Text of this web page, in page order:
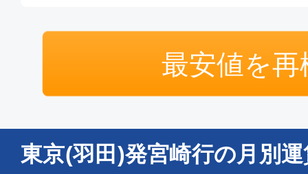
エコノミー
東京(羽田)
宮崎
最安値を再
東京(羽田)発宮崎行の月別